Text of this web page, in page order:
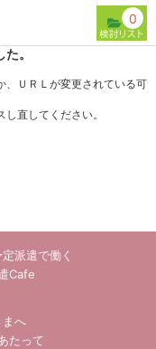
0
。
、ＵＲＬが変更されている可
直してください。
派遣で働く
Cafe
まへ
たって